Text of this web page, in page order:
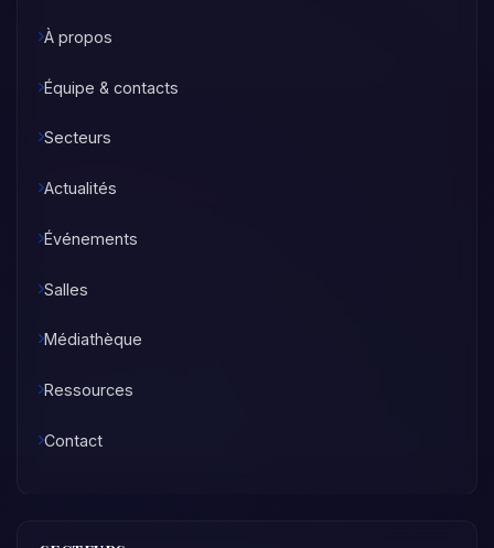
À propos
Équipe & contacts
Secteurs
Actualités
Événements
Salles
Médiathèque
Ressources
Contact